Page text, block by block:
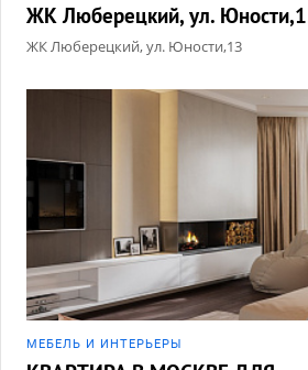
ЖК Люберецкий, ул.
ЖК Люберецкий, ул. Юности,13
МЕБЕЛЬ И ИНТЕРЬЕРЫ